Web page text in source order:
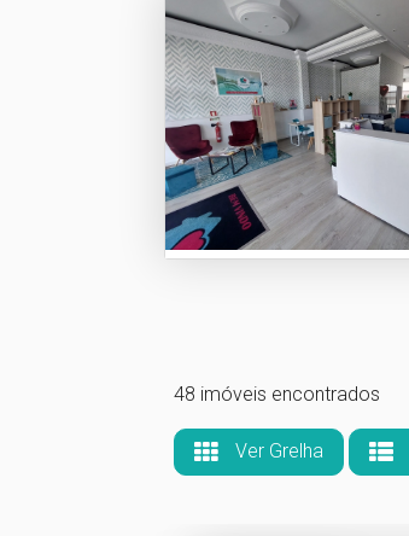
48 imóveis encontrados
Ver Grelha